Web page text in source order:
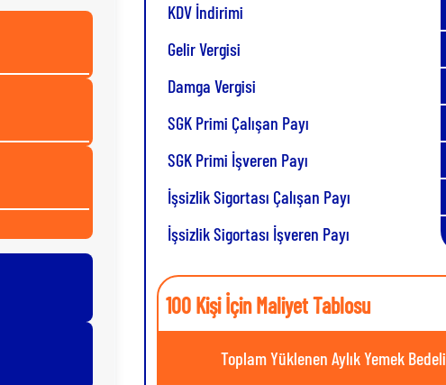
KDV İndirimi
Gelir Vergisi
Damga Vergisi
SGK Primi Çalışan Payı
SGK Primi İşveren Payı
İşsizlik Sigortası Çalışan Payı
İşsizlik Sigortası İşveren Payı
100 Kişi İçin Maliyet Tablosu
Toplam Yüklenen Aylık Yemek Bedeli